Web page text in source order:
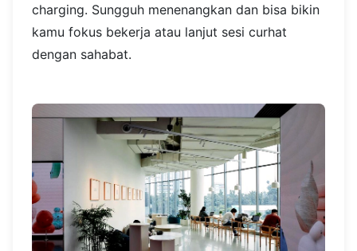
charging. Sungguh menenangkan dan bisa bikin
kamu fokus bekerja atau lanjut sesi curhat
dengan sahabat.